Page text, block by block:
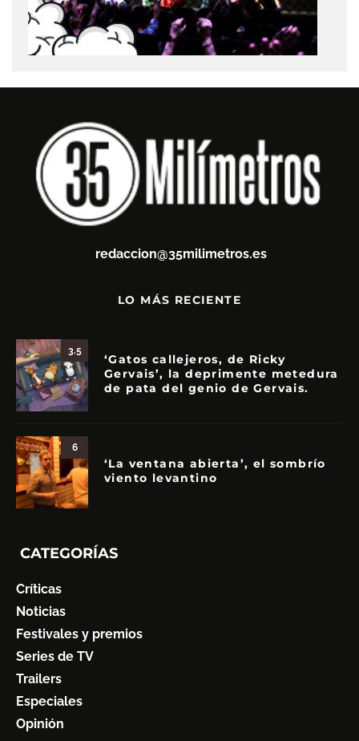
redaccion@35milimetros.es
LO MÁS RECIENTE
3.5
‘Gatos callejeros, de Ricky
Gervais’, la deprimente metedura
de pata del genio de Gervais.
6
‘La ventana abierta’, el sombrío
viento levantino
CATEGORÍAS
Críticas
Noticias
Festivales y premios
Series de TV
Trailers
Especiales
Opinión